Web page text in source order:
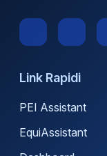
Link Rapidi
PEI Assistant
EquiAssistant